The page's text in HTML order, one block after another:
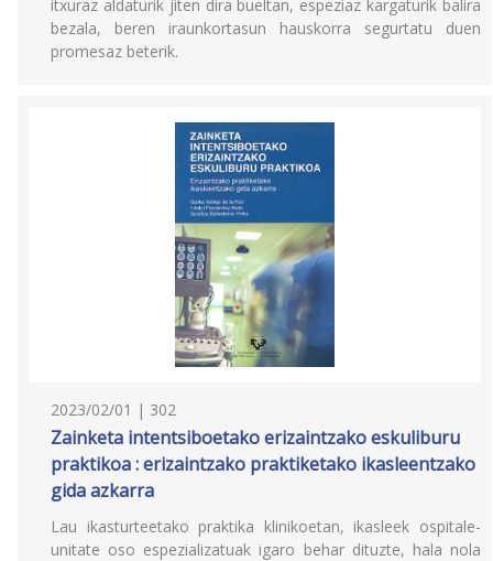
itxuraz aldaturik jiten dira bueltan, espeziaz kargaturik balira
bezala, beren iraunkortasun hauskorra segurtatu duen
promesaz beterik.
2023/02/01 | 302
Zainketa intentsiboetako erizaintzako eskuliburu
praktikoa : erizaintzako praktiketako ikasleentzako
gida azkarra
Lau ikasturteetako praktika klinikoetan, ikasleek ospitale-
unitate oso espezializatuak igaro behar dituzte, hala nola